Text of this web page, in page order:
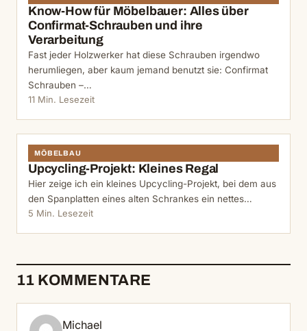
Know-How für Möbelbauer: Alles über
Confirmat-Schrauben und ihre
Verarbeitung
Fast jeder Holzwerker hat diese Schrauben irgendwo
herumliegen, aber kaum jemand benutzt sie: Confirmat
Schrauben –…
11 Min. Lesezeit
MÖBELBAU
Upcycling-Projekt: Kleines Regal
Hier zeige ich ein kleines Upcycling-Projekt, bei dem aus
den Spanplatten eines alten Schrankes ein nettes…
5 Min. Lesezeit
11 KOMMENTARE
Michael